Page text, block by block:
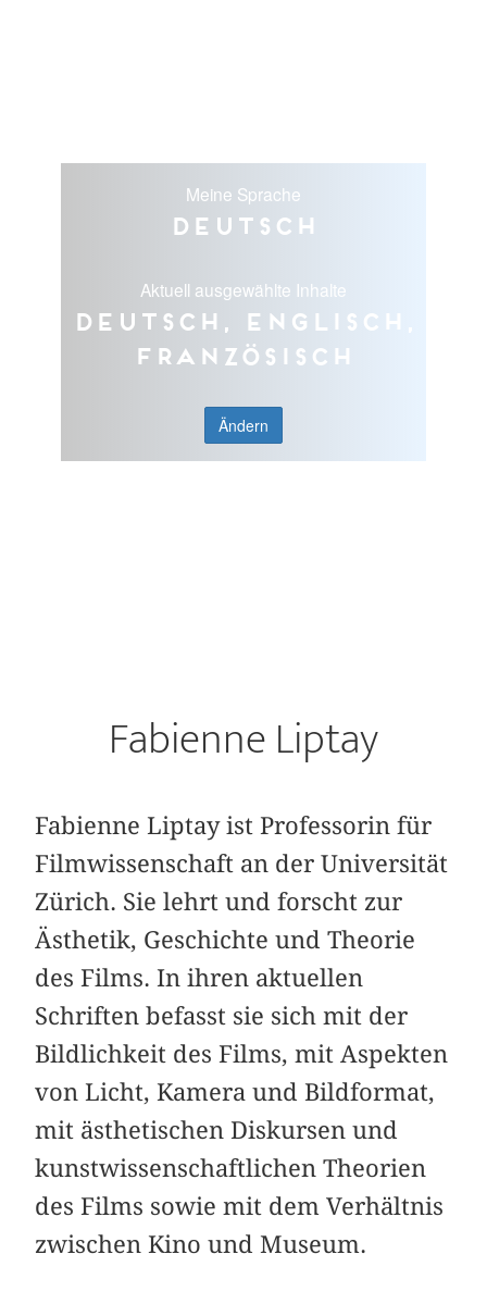
Meine Sprache
Deutsch
Aktuell ausgewählte Inhalte
Deutsch, Englisch,
Französisch
Ändern
Fabienne Liptay
Fabienne Liptay ist Professorin für
Filmwissenschaft an der Universität
Zürich. Sie lehrt und forscht zur
Ästhetik, Geschichte und Theorie
des Films. In ihren aktuellen
Schriften befasst sie sich mit der
Bildlichkeit des Films, mit Aspekten
von Licht, Kamera und Bildformat,
mit ästhetischen Diskursen und
kunstwissenschaftlichen Theorien
des Films sowie mit dem Verhältnis
zwischen Kino und Museum.